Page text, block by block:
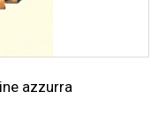
azzurra